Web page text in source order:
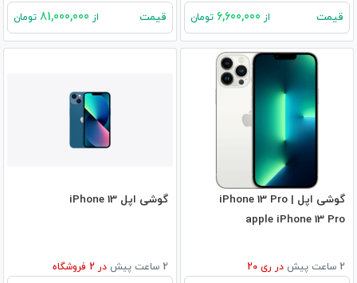
قیمت از تومان قیمت از تومان
گوشی اپل iPhone 13 Pro |
apple iPhone 13 Pro
2 ساعت پیش در ری 20
گوشی اپل iPhone 13
2 ساعت پیش در فروشگاه